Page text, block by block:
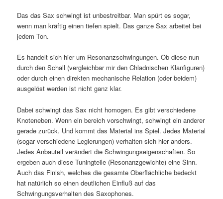
Das das Sax schwingt ist unbestreitbar. Man spürt es sogar,
wenn man kräftig einen tiefen spielt. Das ganze Sax arbeitet bei
jedem Ton.
Es handelt sich hier um Resonanzschwingungen. Ob diese nun
durch den Schall (vergleichbar mir den Chladnischen Klanfiguren)
oder durch einen direkten mechanische Relation (oder beidem)
ausgelöst werden ist nicht ganz klar.
Dabei schwingt das Sax nicht homogen. Es gibt verschiedene
Knoteneben. Wenn ein bereich vorschwingt, schwingt ein anderer
gerade zurück. Und kommt das Material ins Spiel. Jedes Material
(sogar verschiedene Legierungen) verhalten sich hier anders.
Jedes Anbauteil verändert die Schwingungseigenschaften. So
ergeben auch diese Tuningteile (Resonanzgewichte) eine Sinn.
Auch das Finish, welches die gesamte Oberflächliche bedeckt
hat natürlich so einen deutlichen Einfluß auf das
Schwingungsverhalten des Saxophones.